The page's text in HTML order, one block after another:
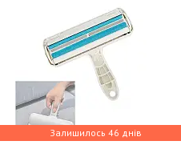
Залишилось 46 днів